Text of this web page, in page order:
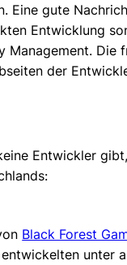
Eine gute
Entwicklung
Management. Die
der
Entwickler
Black Forest
unter